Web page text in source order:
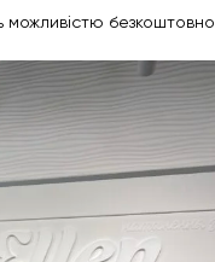
можливістю безкоштовно